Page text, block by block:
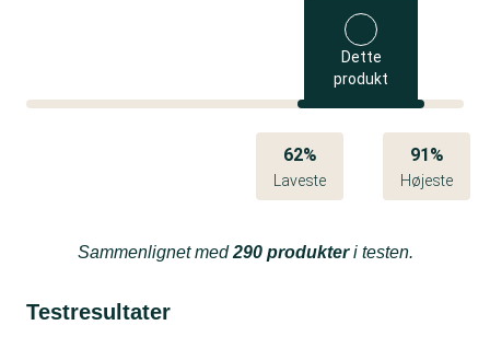
Dette
produkt
62%
Laveste
91%
Højeste
Sammenlignet med290 produkteri testen.
Testresultater